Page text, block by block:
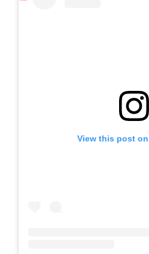
View this post